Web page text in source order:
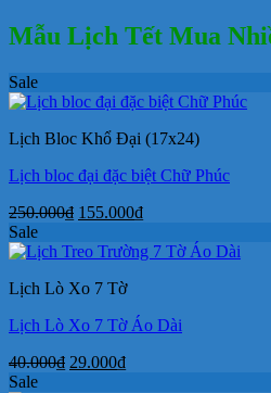
Mẫu Lịch Tết Mua
Sale
Lịch Bloc Khổ Đại (17x24)
Lịch bloc đại đặc biệt Chữ Phúc
250.000₫ Giá
là:
155.000₫Giá
tại
Sale
Lịch Lò Xo 7 Tờ
Lịch Lò Xo 7 Tờ Áo Dài
40.000₫ Giá
29.000₫Giá
Sale